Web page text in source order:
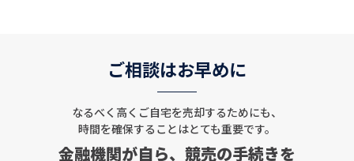
ご相談はお早めに
なるべく高くご自宅を売却するためにも、
時間を確保することはとても重要です。
金融機関が自ら、 競売の手続きを